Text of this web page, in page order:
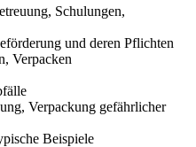
Schulungen,
und deren Pflichten
Verpacken
Verpackung gefährlicher
Beispiele